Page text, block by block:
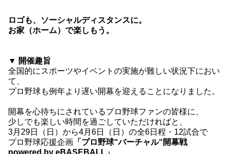
ロゴも、ソーシャルディスタンスに。
お家（ホーム）で楽しもう。
▼ 開催趣旨
全国的にスポーツやイベントの実施が難しい状況下におい
て、
プロ野球も例年より遅い開幕を迎えることになりました。
開幕を心待ちにされているプロ野球ファンの皆様に、
少しでも楽しい時間を過ごしていただければと、
3月29日（日）から4月6日（日）の全6日程・12試合で
プロ野球応援企画 「プロ野球“バーチャル“開幕戦
powered by eBASEBALL」